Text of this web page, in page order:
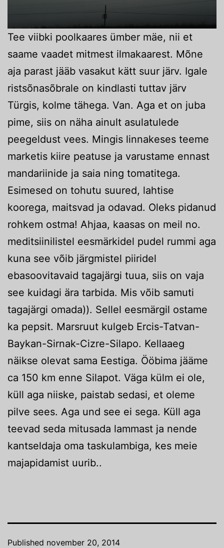
Tee viibki poolkaares ümber mäe, nii et
saame vaadet mitmest ilmakaarest. Mõne
aja parast jääb vasakut kätt suur järv. Igale
ristsõnasõbrale on kindlasti tuttav järv
Türgis, kolme tähega. Van. Aga et on juba
pime, siis on näha ainult asulatulede
peegeldust vees. Mingis linnakeses teeme
marketis kiire peatuse ja varustame ennast
mandariinide ja saia ning tomatitega.
Esimesed on tohutu suured, lahtise
koorega, maitsvad ja odavad. Oleks pidanud
rohkem ostma! Ahjaa, kaasas on meil no.
meditsiinilistel eesmärkidel pudel rummi aga
kuna see võib järgmistel piiridel
ebasoovitavaid tagajärgi tuua, siis on vaja
see kuidagi ära tarbida. Mis võib samuti
tagajärgi omada)). Sellel eesmärgil ostame
ka pepsit. Marsruut kulgeb Ercis-Tatvan-
Baykan-Sirnak-Cizre-Silapo. Kellaaeg
näikse olevat sama Eestiga. Ööbima jääme
ca 150 km enne Silapot. Väga külm ei ole,
küll aga niiske, paistab sedasi, et oleme
pilve sees. Aga und see ei sega. Küll aga
teevad seda mitusada lammast ja nende
kantseldaja oma taskulambiga, kes meie
majapidamist uurib..
Published november 20, 2014